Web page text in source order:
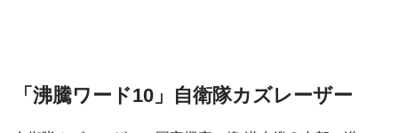
「沸騰ワード10」自衛隊カズレーザー